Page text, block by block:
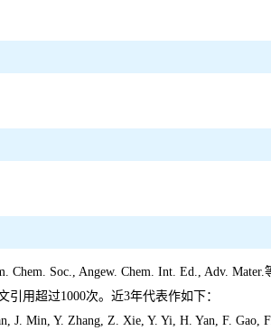
Chem. Soc., Angew. Chem. Int. Ed., Adv.
论文引用超过1000次。近3年代表作如下：
J. Min, Y. Zhang, Z. Xie, Y. Yi, H. Yan, F. Gao,